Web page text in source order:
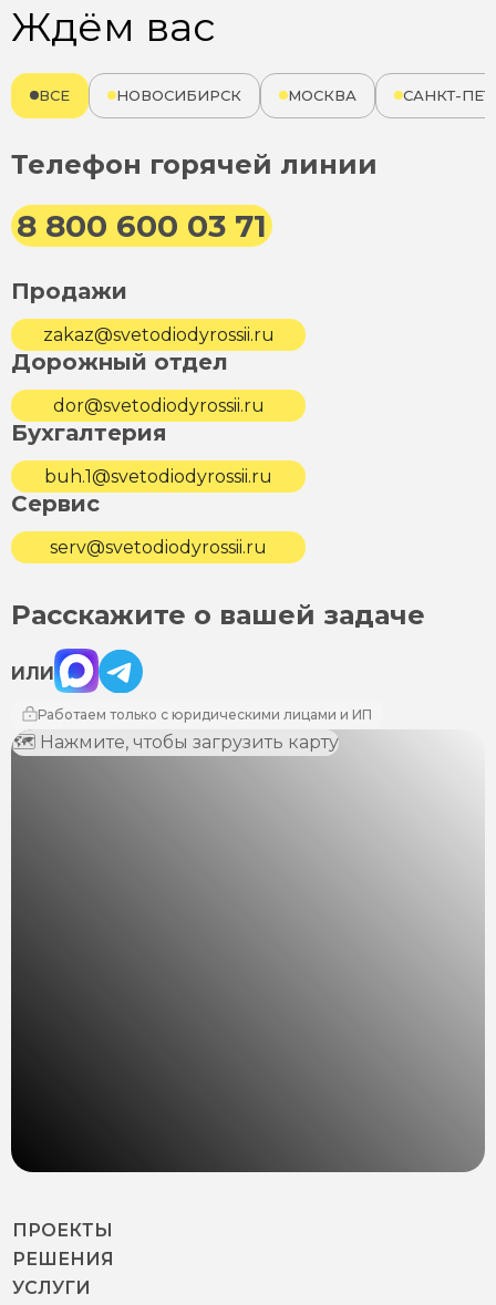
Ждём вас
ВСЕ НОВОСИБИРСК МОСКВА САНКТ-
Телефон горячей линии
8 800 600 03 71
Продажи
zakaz@svetodiodyrossii.ru
Дорожный отдел
dor@svetodiodyrossii.ru
Бухгалтерия
buh.1@svetodiodyrossii.ru
Сервис
serv@svetodiodyrossii.ru
Расскажите о вашей задаче
ИЛИ
Max Telegram
Работаем только с юридическими лицами и ИП
🗺 Нажмите, чтобы загрузить карту
ПРОЕКТЫ
РЕШЕНИЯ
УСЛУГИ